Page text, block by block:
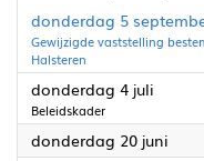
donderdag 5
Gewijzigde vaststelling
Halsteren
donderdag 4 juli
Beleidskader
donderdag 20 juni